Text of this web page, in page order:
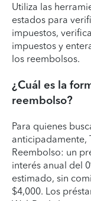
Utiliza las
estados para
impuestos,
impuestos y
los reembolsos.
¿Cuál es la
reembolso?
Para quienes
anticipadamente,
Reembolso: un
interés anual del
estimado, sin
$4,000. Los